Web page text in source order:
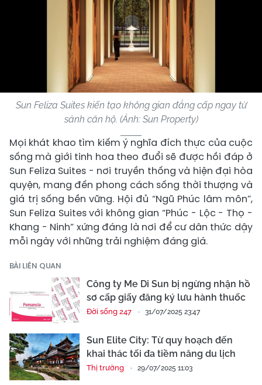
Sun Feliza Suites kiến tạo không gian đẳng cấp ngay từ
sảnh căn hộ. (Ảnh: Sun Property)
Mọi khát khao tìm kiếm ý nghĩa đích thực của cuộc
sống mà giới tinh hoa theo đuổi sẽ được hồi đáp ở
Sun Feliza Suites - nơi truyền thống và hiện đại hòa
quyện, mang đến phong cách sống thời thượng và
giá trị sống bền vững. Hội đủ “Ngũ Phúc lâm môn”,
Sun Feliza Suites với không gian “Phúc - Lộc - Thọ -
Khang - Ninh” xứng đáng là nơi để cư dân thức dậy
mỗi ngày với những trải nghiệm đáng giá.
BÀI LIÊN QUAN
Công ty Me Di Sun bị ngừng nhận hồ
sơ cấp giấy đăng ký lưu hành thuốc
Đời sống 247 31/07/2025 23:47
Sun Elite City: Từ quy hoạch đến
khai thác tối đa tiềm năng du lịch
Thị trường 29/07/2025 11:03